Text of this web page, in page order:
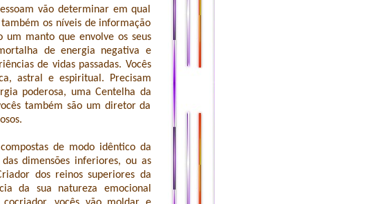
vão determinar em qual
os níveis de informação
um manto que envolve os seus
de energia negativa e
de vidas passadas. Vocês
astral e espiritual. Precisam
poderosa, uma Centelha da
também são um diretor da
de modo idêntico da
dimensões inferiores, ou as
dos reinos superiores da
da sua natureza emocional